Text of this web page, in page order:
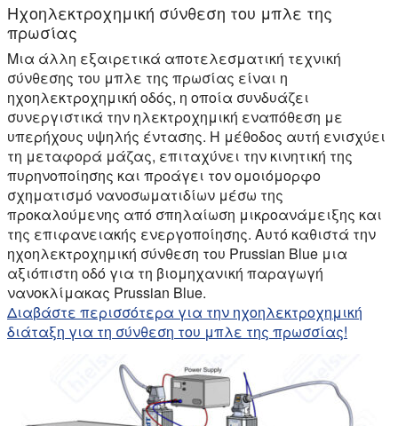
Ηχοηλεκτροχημική σύνθεση του μπλε της
πρωσίας
Μια άλλη εξαιρετικά αποτελεσματική τεχνική
σύνθεσης του μπλε της πρωσίας είναι η
ηχοηλεκτροχημική οδός, η οποία συνδυάζει
συνεργιστικά την ηλεκτροχημική εναπόθεση με
υπερήχους υψηλής έντασης. Η μέθοδος αυτή ενισχύει
τη μεταφορά μάζας, επιταχύνει την κινητική της
πυρηνοποίησης και προάγει τον ομοιόμορφο
σχηματισμό νανοσωματιδίων μέσω της
προκαλούμενης από σπηλαίωση μικροανάμειξης και
της επιφανειακής ενεργοποίησης. Αυτό καθιστά την
ηχοηλεκτροχημική σύνθεση του Prussian Blue μια
αξιόπιστη οδό για τη βιομηχανική παραγωγή
νανοκλίμακας Prussian Blue.
Διαβάστε περισσότερα για την ηχοηλεκτροχημική
διάταξη για τη σύνθεση του μπλε της πρωσσίας!